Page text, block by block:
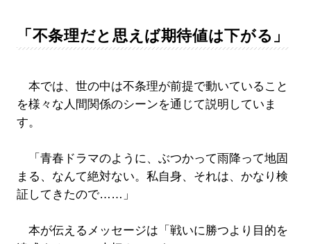
「不条理だと思えば期待値は下がる」
本では、世の中は不条理が前提で動いていること
を様々な人間関係のシーンを通じて説明していま
す。
「青春ドラマのように、ぶつかって雨降って地固
まる、なんて絶対ない。私自身、それは、かなり検
証してきたので……」
本が伝えるメッセージは「戦いに勝つより目的を